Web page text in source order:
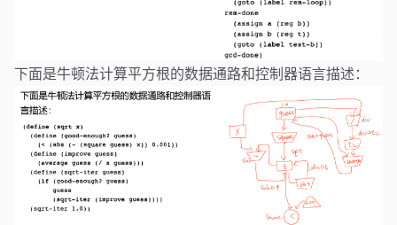
下面是牛顿法计算平方根的数据通路和控制器语言描述：